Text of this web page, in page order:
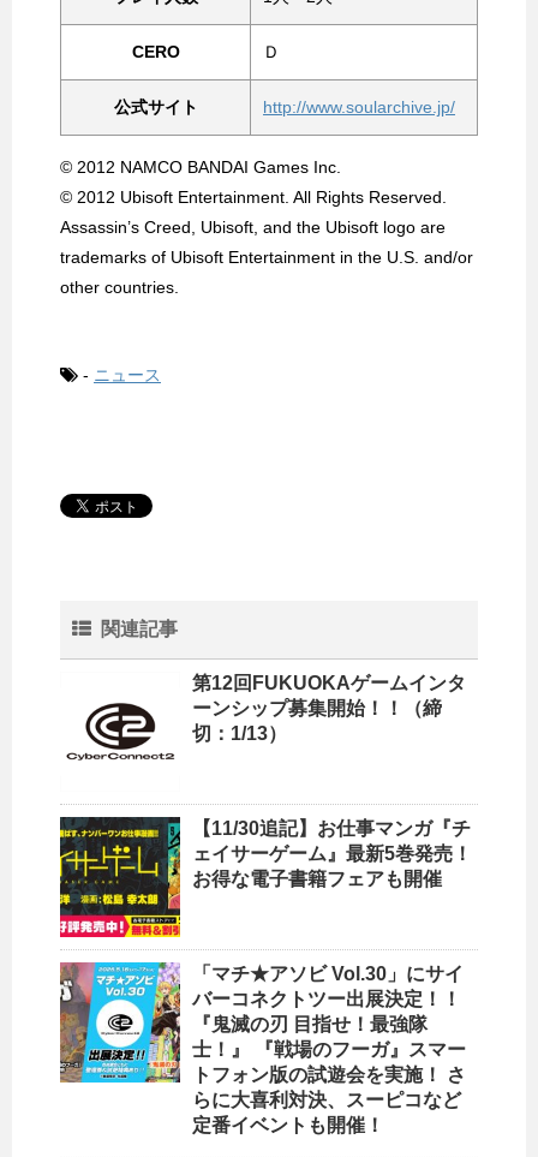
CERO Ｄ
公式サイト http://www.soularchive.jp/
© 2012 NAMCO BANDAI Games Inc.
© 2012 Ubisoft Entertainment. All Rights Reserved.
Assassin’s Creed, Ubisoft, and the Ubisoft logo are
trademarks of Ubisoft Entertainment in the U.S. and/or
other countries.
- ニュース
関連記事
第12回FUKUOKAゲームインタ
ーンシップ募集開始！！（締
切：1/13）
【11/30追記】お仕事マンガ『チ
ェイサーゲーム』最新5巻発売！
お得な電子書籍フェアも開催
「マチ★アソビ Vol.30」にサイ
バーコネクトツー出展決定！！
『鬼滅の刃 目指せ！最強隊
士！』 『戦場のフーガ』スマー
トフォン版の試遊会を実施！ さ
らに大喜利対決、スーピコなど
定番イベントも開催！